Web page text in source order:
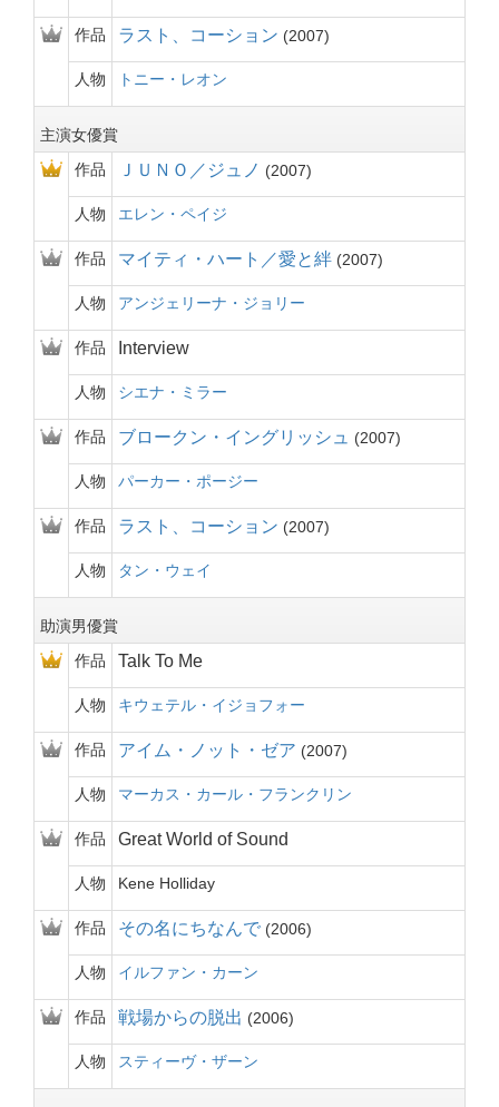
作品 ラスト、コーション 2007
人物 トニー・レオン
主演女優賞
作品
ＪＵＮＯ／ジュノ 2007
人物 エレン・ペイジ
作品 マイティ・ハート／愛と絆 2007
人物 アンジェリーナ・ジョリー
作品 Interview
人物 シエナ・ミラー
作品 ブロークン・イングリッシュ 2007
人物 パーカー・ポージー
作品 ラスト、コーション 2007
人物 タン・ウェイ
助演男優賞
作品
Talk To Me
人物 キウェテル・イジョフォー
作品 アイム・ノット・ゼア 2007
人物 マーカス・カール・フランクリン
作品 Great World of Sound
人物 Kene Holliday
作品 その名にちなんで 2006
人物 イルファン・カーン
作品 戦場からの脱出 2006
人物 スティーヴ・ザーン